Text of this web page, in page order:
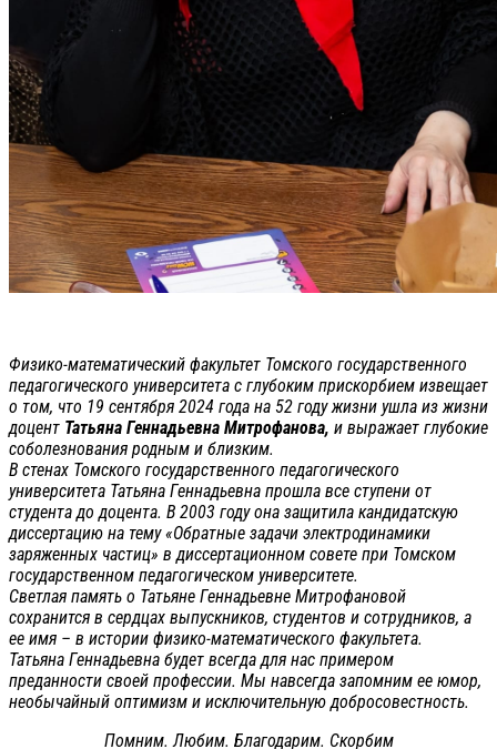
Физико-математический факультет Томского государственного
педагогического университета с глубоким прискорбием извещает
о том, что 19 сентября 2024 года на 52 году жизни ушла из жизни
доцент Татьяна Геннадьевна Митрофанова, и выражает глубокие
соболезнования родным и близким.
В стенах Томского государственного педагогического
университета Татьяна Геннадьевна прошла все ступени от
студента до доцента. В 2003 году она защитила кандидатскую
диссертацию на тему «Обратные задачи электродинамики
заряженных частиц» в диссертационном совете при Томском
государственном педагогическом университете.
Светлая память о Татьяне Геннадьевне Митрофановой
сохранится в сердцах выпускников, студентов и сотрудников, а
ее имя – в истории физико-математического факультета.
Татьяна Геннадьевна будет всегда для нас примером
преданности своей профессии. Мы навсегда запомним ее юмор,
необычайный оптимизм и исключительную добросовестность.
Помним. Любим. Благодарим. Скорбим